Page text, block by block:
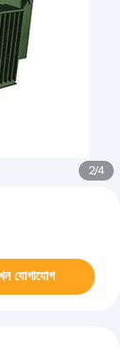
2/4
যোগাযোগ